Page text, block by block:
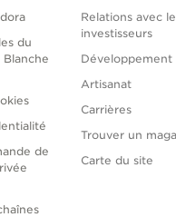
du
Blanche
de
Relations avec
investisseurs
Développement
Artisanat
Carrières
Trouver un
Carte du site